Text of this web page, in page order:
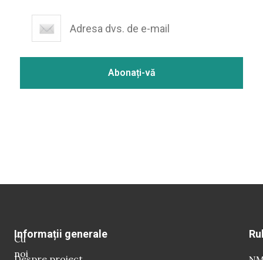
Cu
noi
Informații generale